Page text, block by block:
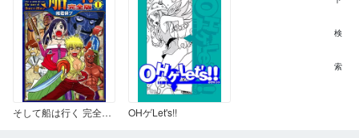
そして船は行く 完全版 I OHゲLet's!!